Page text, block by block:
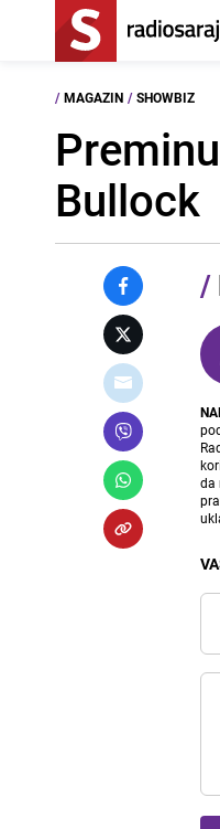
/ MAGAZIN / SHOWBIZ
Bullock
/
da